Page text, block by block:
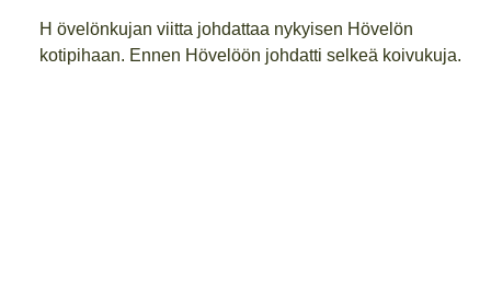
H övelönkujan viitta johdattaa nykyisen Hövelön
kotipihaan. Ennen Hövelöön johdatti selkeä koivukuja.